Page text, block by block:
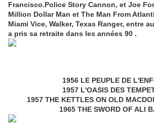
Francisco.Police Story Cannon, et Joe
Million Dollar Man et The Man From
Miami Vice, Walker, Texas Ranger, entre
a pris sa retraite dans les années 90 .
1956 LE PEUPLE DE
1957 L'OASIS DES
1957 THE KETTLES ON OLD
1965 THE SWORD OF ALI